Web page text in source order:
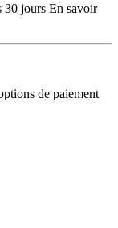
30 jours En savoir
de paiement